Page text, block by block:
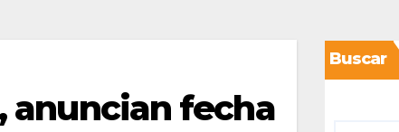
anuncian fecha
Buscar